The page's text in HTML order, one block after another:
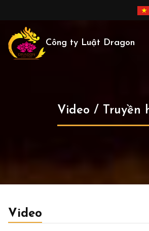
Công ty Luật Dragon
Video / Truyền
Video